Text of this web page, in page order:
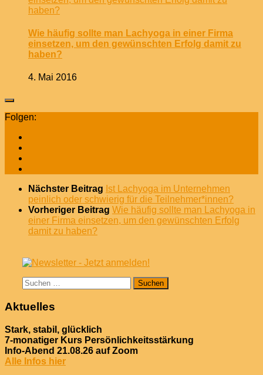
Wie häufig sollte man Lachyoga in einer Firma
einsetzen, um den gewünschten Erfolg damit zu
haben?
4. Mai 2016
Folgen:
Nächster Beitrag Ist Lachyoga im Unternehmen
peinlich oder schwierig für die Teilnehmer*innen?
Vorheriger Beitrag Wie häufig sollte man Lachyoga in
einer Firma einsetzen, um den gewünschten Erfolg
damit zu haben?
Suchen
nach:
Aktuelles
Stark, stabil, glücklich
7-monatiger Kurs Persönlichkeitsstärkung
Info-Abend 21.08.26 auf Zoom
Alle Infos hier